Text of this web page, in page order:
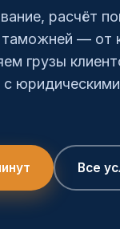
расчёт
— от
грузы
Все